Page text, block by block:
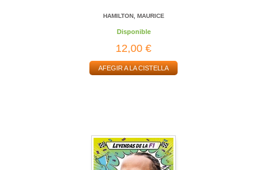
HAMILTON, MAURICE
Disponible
12,00 €
AFEGIR A LA CISTELLA